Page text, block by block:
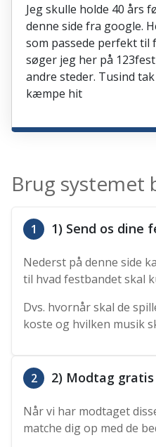
Jeg skulle holde 40 års
denne side fra google.
som passede perfekt
søger jeg her på
andre steder. Tusind
kæmpe hit
Brug systemet
1 1) Send os dine
Nederst på denne side
til hvad festbandet skal
Dvs. hvornår skal de
koste og hvilken musik
2 2) Modtag
Når vi har modtaget
matche dig op med de